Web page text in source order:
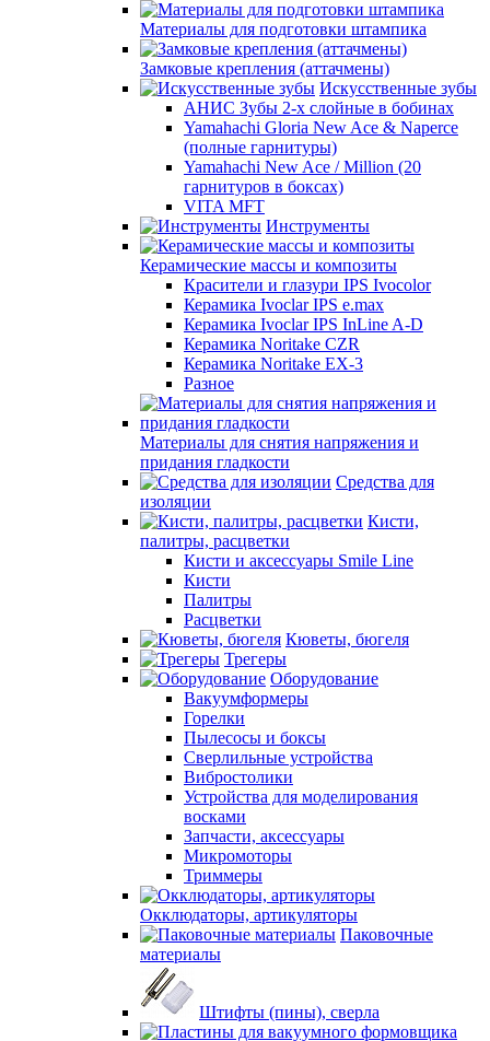
Материалы для подготовки штампика
Замковые крепления (аттачмены)
Искусственные зубы
АНИС Зубы 2-х слойные в бобинах
Yamahachi Gloria New Ace & Naperce
(полные гарнитуры)
Yamahachi New Ace / Million (20
гарнитуров в боксах)
VITA MFT
Инструменты
Керамические массы и композиты
Красители и глазури IPS Ivocolor
Керамика Ivoclar IPS e.max
Керамика Ivoclar IPS InLine A-D
Керамика Noritake CZR
Керамика Noritake EX-3
Разное
Материалы для снятия напряжения и
придания гладкости
Средства для
изоляции
Кисти,
палитры, расцветки
Кисти и аксессуары Smile Line
Кисти
Палитры
Расцветки
Кюветы, бюгеля
Трегеры
Оборудование
Вакуумформеры
Горелки
Пылесосы и боксы
Сверлильные устройства
Вибростолики
Устройства для моделирования
восками
Запчасти, аксессуары
Микромоторы
Триммеры
Окклюдаторы, артикуляторы
Паковочные
материалы
Штифты (пины), сверла